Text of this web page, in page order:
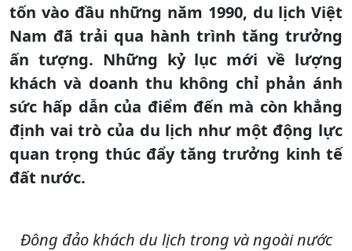
tốn vào đầu những năm 1990, du lịch Việt
Nam đã trải qua hành trình tăng trưởng
ấn tượng. Những kỷ lục mới về lượng
khách và doanh thu không chỉ phản ánh
sức hấp dẫn của điểm đến mà còn khẳng
định vai trò của du lịch như một động lực
quan trọng thúc đẩy tăng trưởng kinh tế
đất nước.
Đông đảo khách du lịch trong và ngoài nước